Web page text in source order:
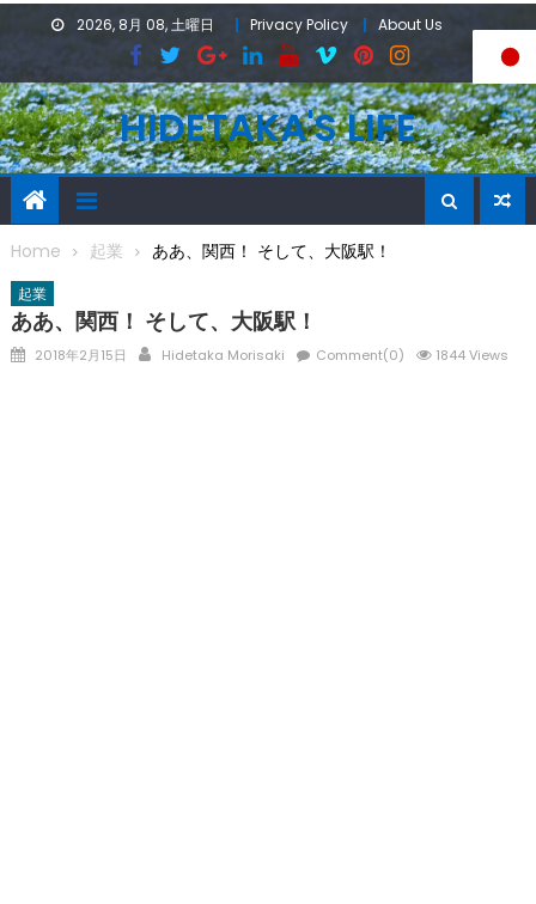
2026, 8月 08, 土曜日 Privacy Policy About Us
HIDETAKA'S LIFE
Home 起業 ああ、関西！ そして、大阪駅！
起業
ああ、関西！ そして、大阪駅！
Posted
2018年2月15日 Author
Hidetaka Morisaki Comment(0) 1844 Views